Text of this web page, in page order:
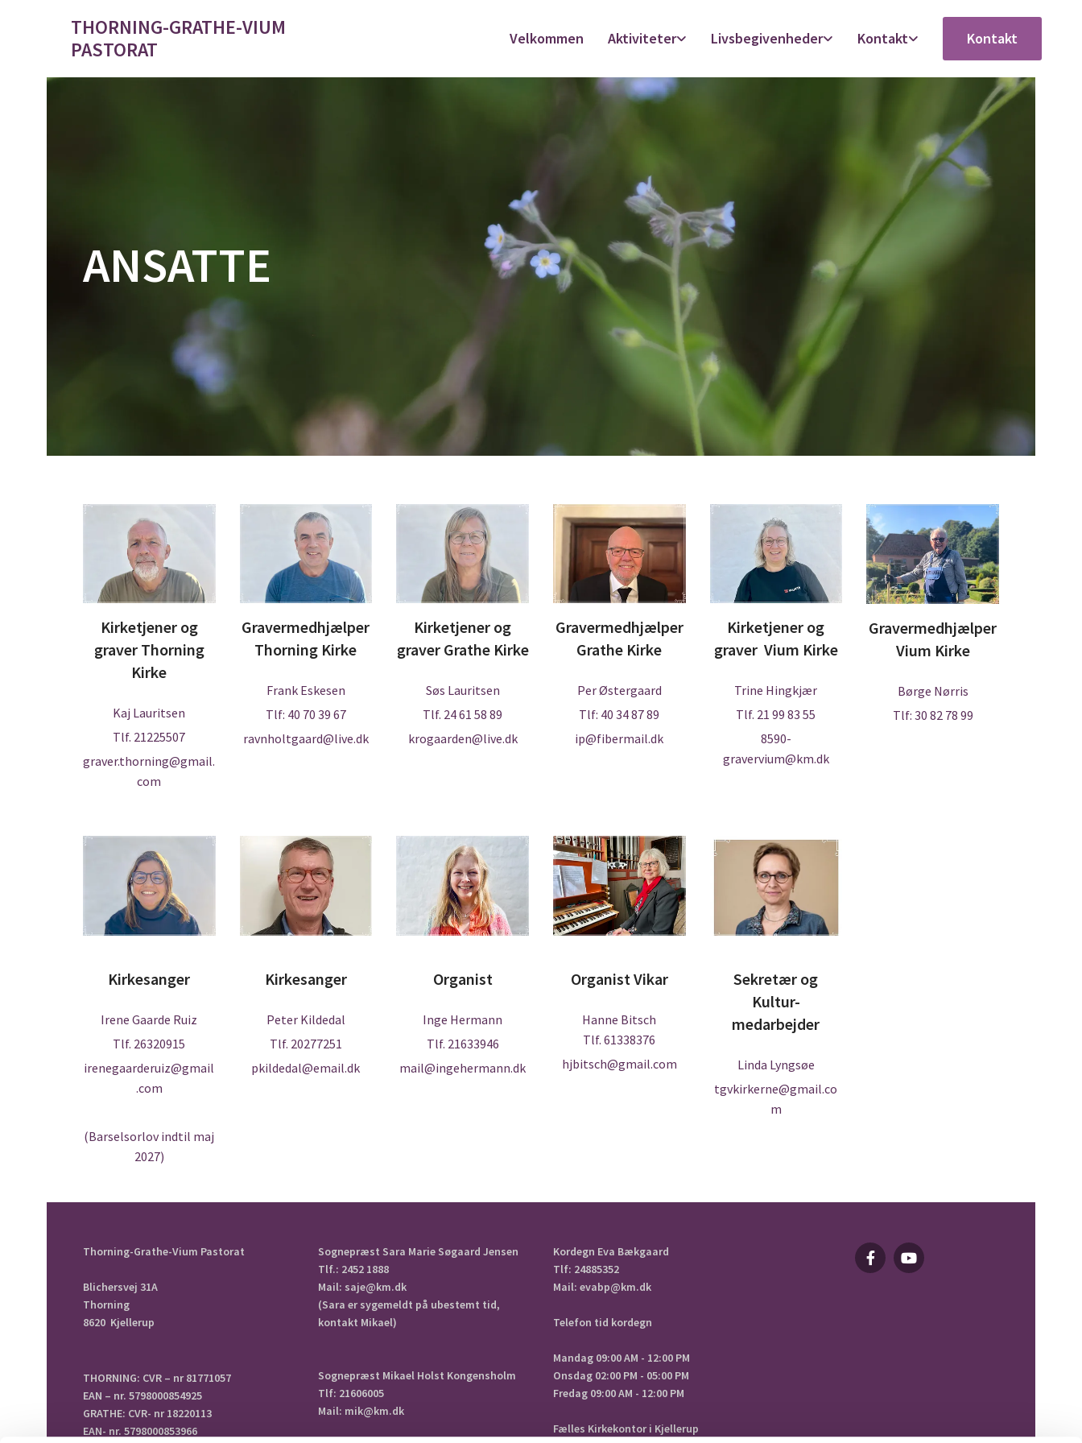
THORNING-GRATHE-VIUM
PASTORAT
Velkommen Aktiviteter Livsbegivenheder Kontakt Kontakt
ANSATTE
Kirketjener og
graver Thorning
Kirke
Kaj Lauritsen
Tlf. 21225507
graver.thorning@gmail.
com
Gravermedhjælper
Thorning Kirke
Frank Eskesen
Tlf: 40 70 39 67
ravnholtgaard@live.dk
Kirketjener og
graver Grathe Kirke
Søs Lauritsen
Tlf. 24 61 58 89
krogaarden@live.dk
Gravermedhjælper
Grathe Kirke
Per Østergaard
Tlf: 40 34 87 89
ip@fibermail.dk
Kirketjener og
graver Vium Kirke
Trine Hingkjær
Tlf. 21 99 83 55
8590-
gravervium@km.dk
Gravermedhjælper
Vium Kirke
Børge Nørris
Tlf: 30 82 78 99
Kirkesanger
Irene Gaarde Ruiz
Tlf. 26320915
irenegaarderuiz@gmail
.com
(Barselsorlov indtil maj
2027)
Kirkesanger
Peter Kildedal
Tlf. 20277251
pkildedal@email.dk
Organist
Inge Hermann
Tlf. 21633946
mail@ingehermann.dk
Organist Vikar
Hanne Bitsch
Tlf. 61338376
hjbitsch@gmail.com
Sekretær og
Kultur-
medarbejder
Linda Lyngsøe
tgvkirkerne@gmail.co
m
Thorning-Grathe-Vium Pastorat
Blichersvej 31A
Thorning
8620 Kjellerup
THORNING: CVR – nr 81771057
EAN – nr. 5798000854925
GRATHE: CVR- nr 18220113
EAN- nr. 5798000853966
Sognepræst Sara Marie Søgaard Jensen
Tlf.: 2452 1888
Mail: saje@km.dk
(Sara er sygemeldt på ubestemt tid,
kontakt Mikael)
Sognepræst Mikael Holst Kongensholm
Tlf: 21606005
Mail: mik@km.dk
Kordegn Eva Bækgaard
Tlf: 24885352
Mail: evabp@km.dk
Telefon tid kordegn
Mandag 09:00 AM - 12:00 PM
Onsdag 02:00 PM - 05:00 PM
Fredag 09:00 AM - 12:00 PM
Fælles Kirkekontor i Kjellerup